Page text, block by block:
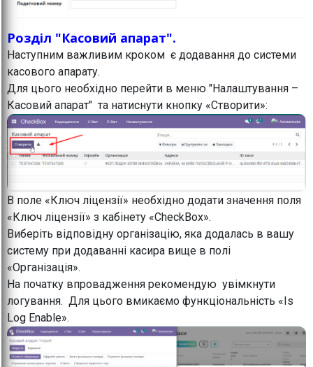
Розділ "Касовий апарат".
Наступним важливим кроком є додавання до системи
касового апарату.
Для цього необхідно перейти в меню "Налаштування –
Касовий апарат" та натиснути кнопку «Створити»:
В поле «Ключ ліцензії» необхідно додати значення поля
«Ключ ліцензії» з кабінету «CheckBox».
Виберіть відповідну організацію, яка додалась в вашу
систему при додаванні касира вище в полі
«Організація».
На початку впровадження рекомендую увімкнути
логування. Для цього вмикаємо функціональність «Is
Log Enable».